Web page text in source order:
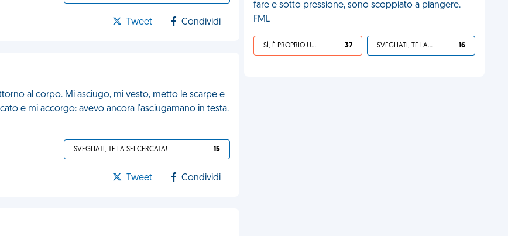
Tweet Condividi
al corpo. Mi asciugo, mi vesto, metto le scarpe e
e mi accorgo: avevo ancora l'asciugamano in testa.
SVEGLIATI, TE LA SEI CERCATA! 15
Tweet Condividi
fare e sotto pressione, sono scoppiato a piangere.
FML
SÌ, È PROPRIO UNA VDM! 37 SVEGLIATI, TE LA SEI CERCATA! 16